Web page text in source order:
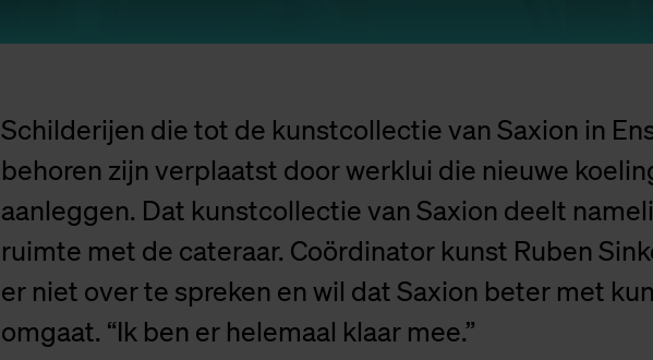
Schilderijen die tot de kunstcollectie van Saxion in
behoren zijn verplaatst door werklui die nieuwe
aanleggen. Dat kunstcollectie van Saxion deelt
ruimte met de cateraar. Coördinator kunst Ruben
er niet over te spreken en wil dat Saxion beter met
omgaat. “Ik ben er helemaal klaar mee.”